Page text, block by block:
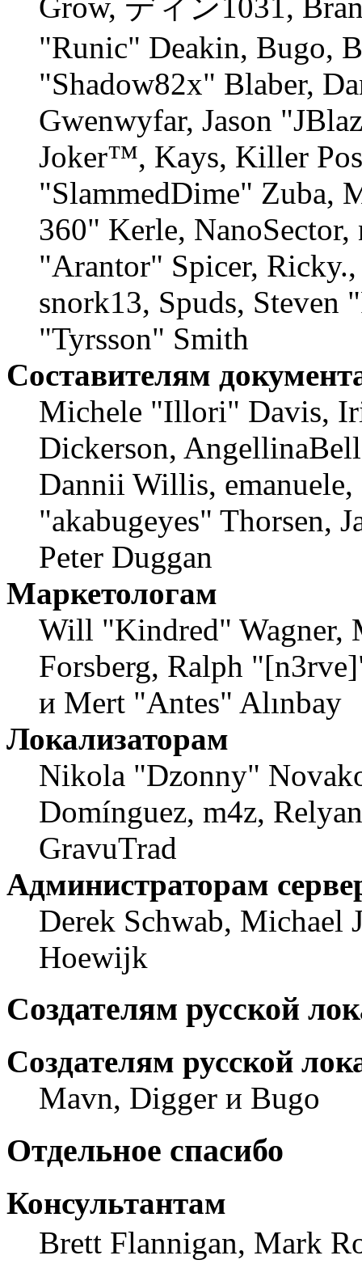
"Runic" Deakin, Bugo,
"Shadow82x" Blaber,
Gwenwyfar, Jason
Joker™, Kays, Killer
"SlammedDime" Zuba,
360" Kerle,
"Arantor" Spicer,
snork13, Spuds, Steven
"Tyrsson" Smith
Составителям
Michele "Illori" Davis,
Dickerson,
Dannii Willis, emanuele,
"akabugeyes" Thorsen,
Peter Duggan
Маркетологам
Will "Kindred" Wagner,
Forsberg, Ralph
и Mert "Antes" Alınbay
Локализаторам
Nikola "Dzonny"
Domínguez, m4z,
GravuTrad
Администраторам
Derek Schwab, Michael
Hoewijk
Создателям русской
Создателям русской
Mavn, Digger и Bugo
Отдельное спасибо
Консультантам
Brett Flannigan, Mark